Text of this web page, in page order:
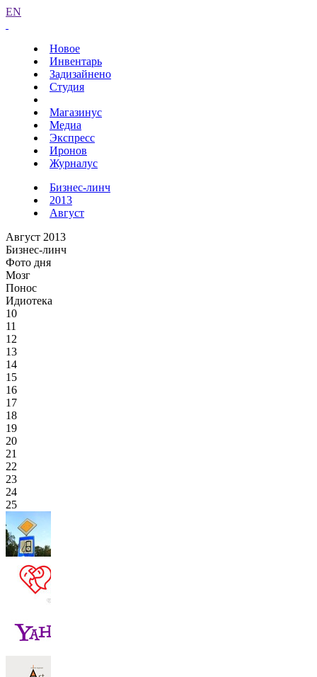
EN
Новое
Инвентарь
Задизайнено
Студия
Магазинус
Медиа
Экспресс
Иронов
Журналус
Бизнес-линч
2013
Август
Август 2013
Бизнес-линч
Фото дня
Мозг
Понос
Идиотека
10
11
12
13
14
15
16
17
18
19
20
21
22
23
24
25